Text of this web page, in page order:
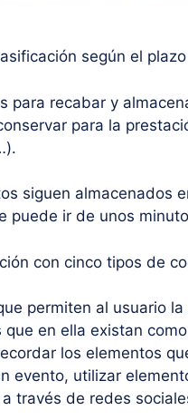
según el
para recabar y
para la
siguen
puede ir de unos
con cinco tipos de
permiten al usuario
en ella existan
los elementos
evento, utilizar
través de redes